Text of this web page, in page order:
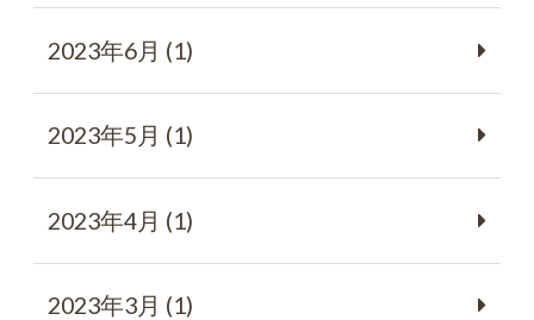
2023年6月 (1)
2023年5月 (1)
2023年4月 (1)
2023年3月 (1)